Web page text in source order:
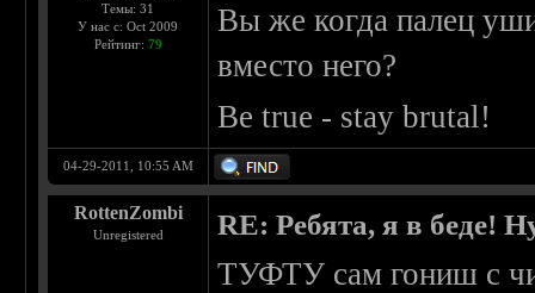
Темы: 31
У нас с: Oct 2009
Рейтинг: 79
Вы же когда палец
вместо него?
Be true - stay brutal!
04-29-2011, 10:55 AM
RottenZombi
Unregistered RE: Ребята, я в беде!
ТУФТУ сам гониш с